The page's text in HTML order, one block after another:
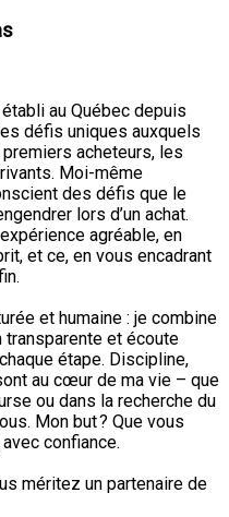
au Québec depuis
défis uniques auxquels
acheteurs, les
Moi-même
des défis que le
lors d’un achat.
agréable, en
et ce, en vous encadrant
et humaine : je combine
transparente et écoute
étape. Discipline,
au cœur de ma vie – que
ou dans la recherche du
Mon but ? Que vous
confiance.
méritez un partenaire de